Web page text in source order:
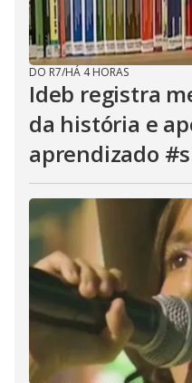
DO R7/HÁ 4 HORAS
Ideb registra
da história e
aprendizado